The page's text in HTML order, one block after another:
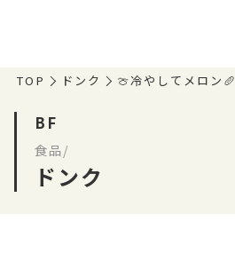
TOP ドンク 🍈冷やしてメロン🥖
BF
食品/
ドンク